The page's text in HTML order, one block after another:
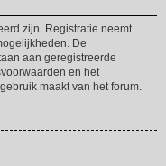
zijn. Registratie neemt
De
aan geregistreerde
en het
maakt van het forum.